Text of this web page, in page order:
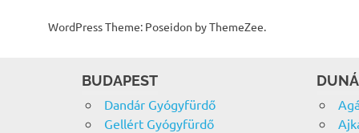
WordPress Theme: Poseidon by ThemeZee.
BUDAPEST
Dandár Gyógyfürdő
Gellért Gyógyfürdő